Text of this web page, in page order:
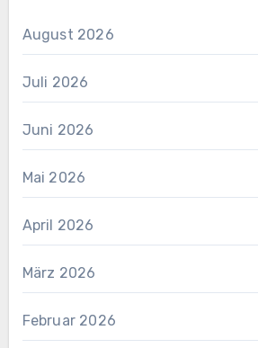
August 2026
Juli 2026
Juni 2026
Mai 2026
April 2026
März 2026
Februar 2026